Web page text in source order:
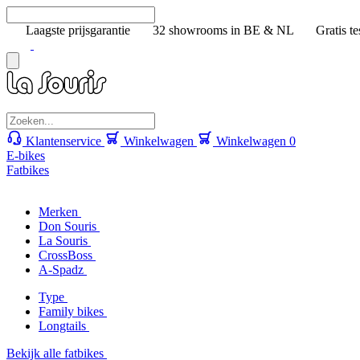
Laagste prijsgarantie 32 showrooms in BE & NL Gratis
Klantenservice Winkelwagen Winkelwagen 0
E-bikes
Fatbikes
Merken
Don Souris
La Souris
CrossBoss
A-Spadz
Type
Family bikes
Longtails
Bekijk alle fatbikes